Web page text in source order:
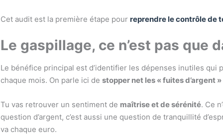
Cet audit est la première étape pour reprendre le contrôle de
Le gaspillage, ce n’est pas que
Le bénéfice principal est d’identifier les dépenses inutiles qui
chaque mois. On parle ici de stopper net les « fuites d’argent »
Tu vas retrouver un sentiment de maîtrise et de sérénité. Ce
question d’argent, c’est aussi une question de tranquillité
va chaque euro.